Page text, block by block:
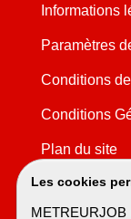
Les cookies
Informations
Paramètres
Conditions
Conditions
Plan du site